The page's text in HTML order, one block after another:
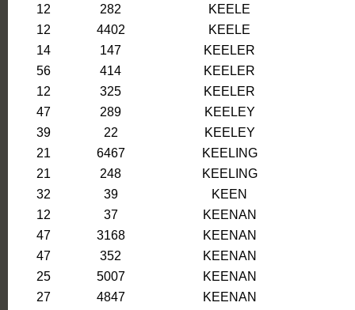
12
282
KEELE
12
4402
KEELE
14
147
KEELER
56
414
KEELER
12
325
KEELER
47
289
KEELEY
39
22
KEELEY
21
6467
KEELING
21
248
KEELING
32
39
KEEN
12
37
KEENAN
47
3168 KEENAN
47
352
KEENAN
25
5007
KEENAN
27
4847
KEENAN